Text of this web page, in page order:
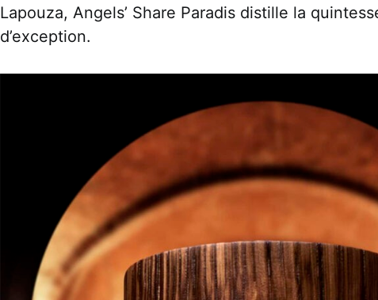
Lapouza, Angels’ Share Paradis distille la
d’exception.